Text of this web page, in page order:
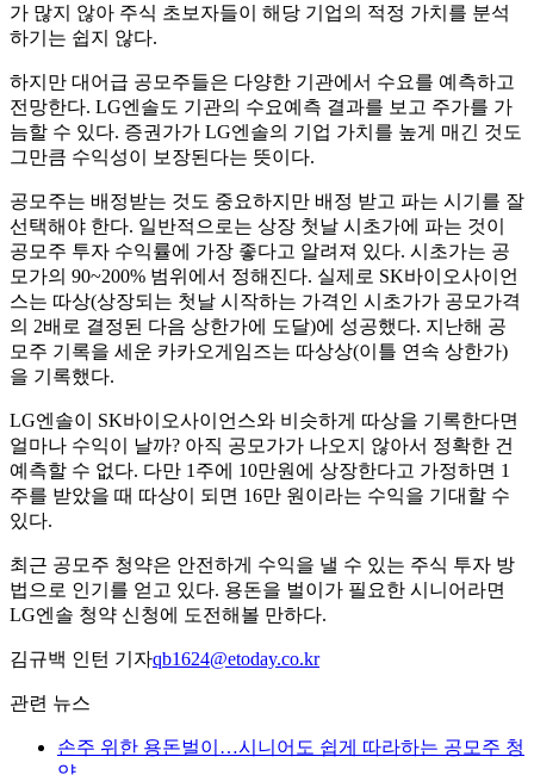
가 많지 않아 주식 초보자들이 해당 기업의 적정 가치를 분석
하기는 쉽지 않다.
하지만 대어급 공모주들은 다양한 기관에서 수요를 예측하고
전망한다. LG엔솔도 기관의 수요예측 결과를 보고 주가를 가
늠할 수 있다. 증권가가 LG엔솔의 기업 가치를 높게 매긴 것도
그만큼 수익성이 보장된다는 뜻이다.
공모주는 배정받는 것도 중요하지만 배정 받고 파는 시기를 잘
선택해야 한다. 일반적으로는 상장 첫날 시초가에 파는 것이
공모주 투자 수익률에 가장 좋다고 알려져 있다. 시초가는 공
모가의 90~200% 범위에서 정해진다. 실제로 SK바이오사이언
스는 따상(상장되는 첫날 시작하는 가격인 시초가가 공모가격
의 2배로 결정된 다음 상한가에 도달)에 성공했다. 지난해 공
모주 기록을 세운 카카오게임즈는 따상상(이틀 연속 상한가)
을 기록했다.
LG엔솔이 SK바이오사이언스와 비슷하게 따상을 기록한다면
얼마나 수익이 날까? 아직 공모가가 나오지 않아서 정확한 건
예측할 수 없다. 다만 1주에 10만원에 상장한다고 가정하면 1
주를 받았을 때 따상이 되면 16만 원이라는 수익을 기대할 수
있다.
최근 공모주 청약은 안전하게 수익을 낼 수 있는 주식 투자 방
법으로 인기를 얻고 있다. 용돈을 벌이가 필요한 시니어라면
LG엔솔 청약 신청에 도전해볼 만하다.
김규백 인턴 기자qb1624@etoday.co.kr
관련 뉴스
손주 위한 용돈벌이…시니어도 쉽게 따라하는 공모주 청